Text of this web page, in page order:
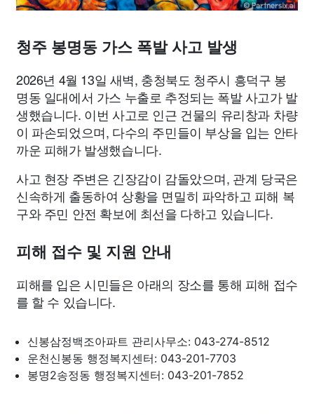
청주 봉명동 가스 폭발 사고 발생
2026년 4월 13일 새벽, 충청북도 청주시 흥덕구 봉
명동 일대에서 가스 누출로 추정되는 폭발 사고가 발
생했습니다. 이번 사고로 인근 건물의 유리창과 차량
이 파손되었으며, 다수의 주민들이 부상을 입는 안타
까운 피해가 발생했습니다.
사고 현장 주변은 긴장감이 감돌았으며, 관계 당국은
신속하게 출동하여 상황을 면밀히 파악하고 피해 복
구와 주민 안전 확보에 최선을 다하고 있습니다.
피해 접수 및 지원 안내
피해를 입은 시민들은 아래의 장소를 통해 피해 접수
를 할 수 있습니다.
신봉삼정백조아파트 관리사무소: 043-274-8512
운천신봉동 행정복지센터: 043-201-7703
봉명2송정동 행정복지센터: 043-201-7852